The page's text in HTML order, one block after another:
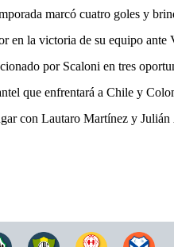
marcó cuatro goles y
en la victoria de su equipo ante
por Scaloni en tres
que enfrentará a Chile y
con Lautaro Martínez y